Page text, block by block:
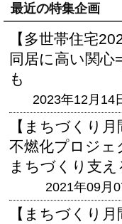
最近の特集企画
【多世帯住宅
同居に高い関心
も
2023年12月14
【まちづくり
不燃化プロジェ
まちづくり支
2021年09月
【まちづくり